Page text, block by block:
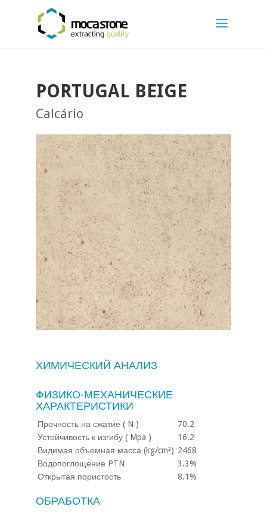
PORTUGAL BEIGE
Calcário
ХИМИЧЕСКИЙ АНАЛИЗ
ФИЗИКО-МЕХАНИЧЕСКИЕ
ХАРАКТЕРИСТИКИ
Прочность на сжатие ( N )
70.2
Устойчивость к изгибу ( Mpa )
16.2
Видимая объемная масса (kg/cm²) 2468
Водопоглощение PTN
3.3%
Открытая пористость
8.1%
ОБРАБОТКА